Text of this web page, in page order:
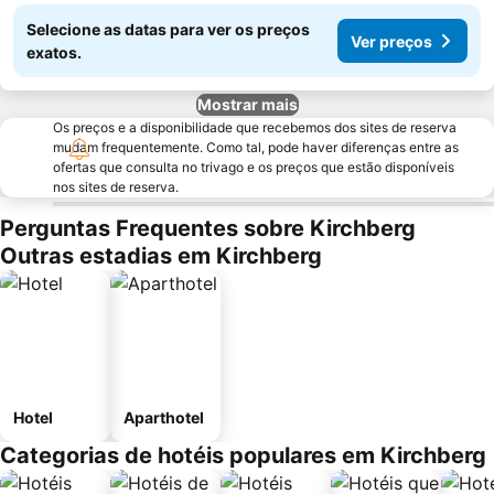
Selecione as datas para ver os preços
exatos.
Ver preços
Mostrar mais
Os preços e a disponibilidade que recebemos dos sites de reserva
mudam frequentemente. Como tal, pode haver diferenças entre as
ofertas que consulta no trivago e os preços que estão disponíveis
nos sites de reserva.
Perguntas Frequentes sobre Kirchberg
Outras estadias em Kirchberg
Hotel Aparthotel
Categorias de hotéis populares em Kirchberg